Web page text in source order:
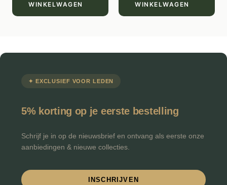
WINKELWAGEN
WINKELWAGEN
✦ EXCLUSIEF VOOR LEDEN
5% korting op je eerste bestelling
Schrijf je in op de nieuwsbrief en ontvang als eerste onze
aanbiedingen & nieuwe collecties.
INSCHRIJVEN